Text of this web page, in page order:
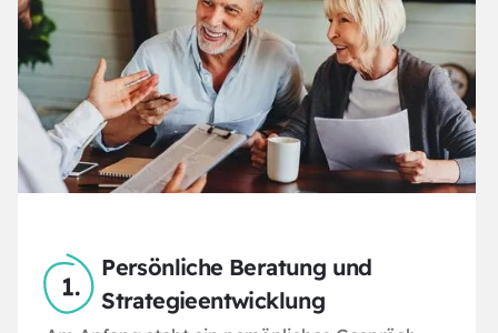
Persönliche Beratung und
Strategieentwicklung